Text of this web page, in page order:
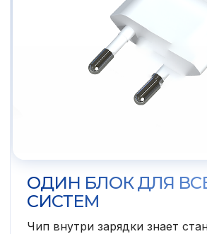
ОДИН БЛОК ДЛЯ
СИСТЕМ
Чип внутри зарядки знает